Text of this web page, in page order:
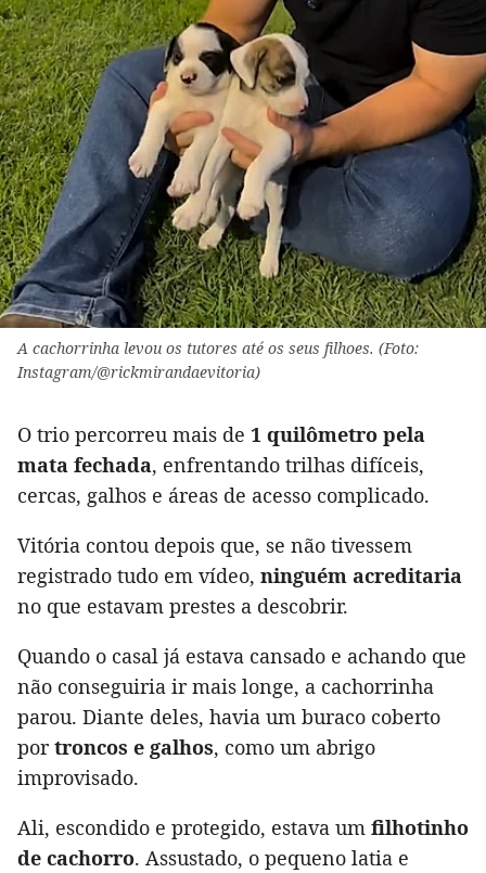
A cachorrinha levou os tutores até os seus filhoes. (Foto:
Instagram/@rickmirandaevitoria)
O trio percorreu mais de 1 quilômetro pela
mata fechada, enfrentando trilhas difíceis,
cercas, galhos e áreas de acesso complicado.
Vitória contou depois que, se não tivessem
registrado tudo em vídeo, ninguém acreditaria
no que estavam prestes a descobrir.
Quando o casal já estava cansado e achando que
não conseguiria ir mais longe, a cachorrinha
parou. Diante deles, havia um buraco coberto
portroncos e galhos, como um abrigo
improvisado.
Ali, escondido e protegido, estava um filhotinho
de cachorro. Assustado, o pequeno latia e